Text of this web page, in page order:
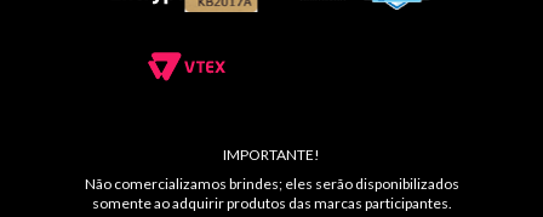
IMPORTANTE!
Não comercializamos brindes; eles serão disponibilizados
somente ao adquirir produtos das marcas participantes.